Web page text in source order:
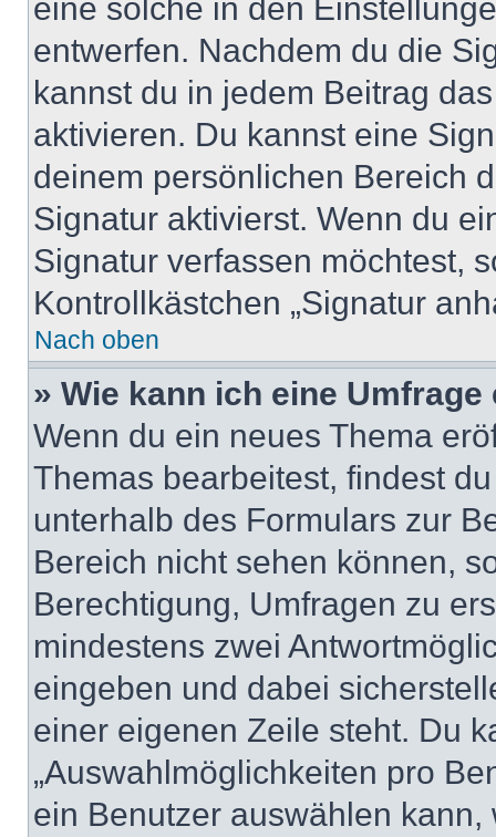
eine solche in den
entwerfen. Nachdem du die
kannst du in jedem Beitrag
aktivieren. Du kannst eine
deinem persönlichen Bereich
Signatur aktivierst. Wenn du
Signatur verfassen möchtest,
Kontrollkästchen „Signatur
Nach oben
» Wie kann ich eine
Wenn du ein neues Thema
Themas bearbeitest, findest
unterhalb des Formulars zur
Bereich nicht sehen können,
Berechtigung, Umfragen zu
mindestens zwei
eingeben und dabei
einer eigenen Zeile steht. Du
„Auswahlmöglichkeiten pro
ein Benutzer auswählen